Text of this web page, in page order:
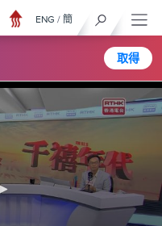
取得
ENG / 簡